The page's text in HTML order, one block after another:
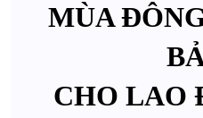
MÙA
CHO LAO